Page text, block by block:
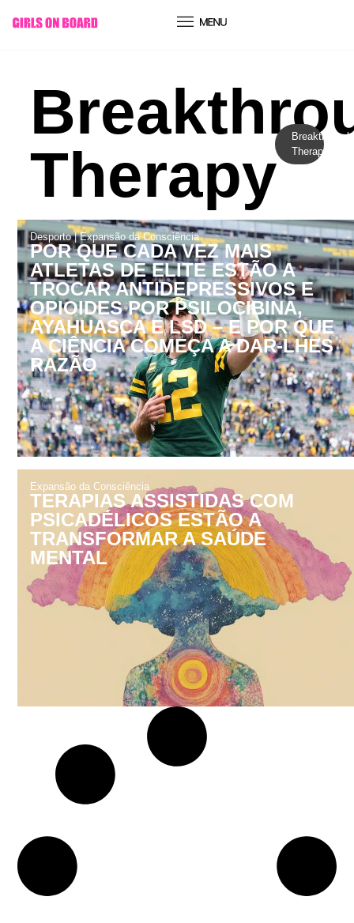
conteúdo
Therapy
Breakthrough
Therapy
Desporto|Expansão da Consciência
POR QUE CADA VEZ MAIS
ATLETAS DE ELITE ESTÃO A
TROCAR ANTIDEPRESSIVOS E
OPIOIDES POR PSILOCIBINA,
AYAHUASCA E LSD – E POR QUE
A CIÊNCIA COMEÇA A DAR-LHES
RAZÃO
Expansão da Consciência
TERAPIAS ASSISTIDAS COM
PSICADÉLICOS ESTÃO A
TRANSFORMAR A SAÚDE
MENTAL